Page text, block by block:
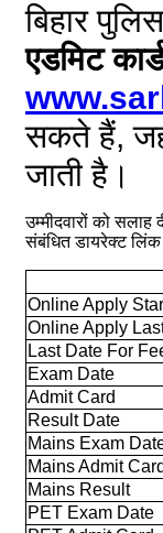
बिहार
एडमिट
सकते हैं,
जाती है।
उम्मीदवारों को
संबंधित डायरेक्ट लिंक
Online Apply
Online Apply
Last Date For
Exam Date
Admit Card
Result Date
Mains Exam
Mains Admit Card
Mains Result
PET Exam Date